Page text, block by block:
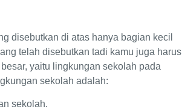
disebutkan di atas hanya bagian kecil
telah disebutkan tadi kamu juga harus
yaitu lingkungan sekolah pada
sekolah adalah:
sekolah.